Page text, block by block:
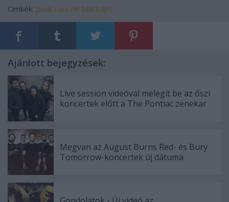
Címkék: punk rock hír black lips
Ajánlott bejegyzések:
Live session videóval melegít be az őszi
koncertek előtt a The Pontiac zenekar
Megvan az August Burns Red- és Bury
Tomorrow-koncertek új dátuma